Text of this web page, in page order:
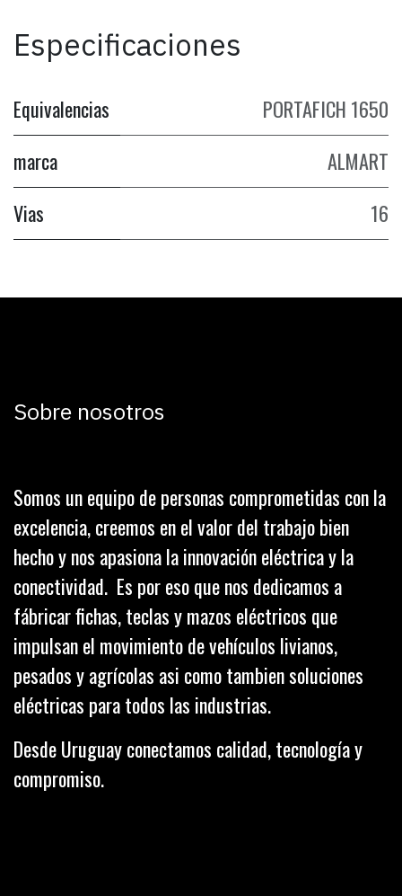
Especificaciones
Equivalencias
PORTAFICH 1650
marca
ALMART
Vias
16
Sobre nosotros
Somos un equipo de personas comprometidas con la
excelencia, creemos en el valor del trabajo bien
hecho y nos apasiona la innovación eléctrica y la
conectividad. Es por eso que nos dedicamos a
fábricar fichas, teclas y mazos eléctricos que
impulsan el movimiento de vehículos livianos,
pesados y agrícolas asi como tambien soluciones
eléctricas para todos las industrias.
Desde Uruguay conectamos calidad, tecnología y
compromiso.